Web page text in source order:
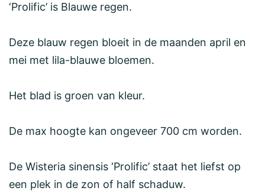
‘Prolific’ is Blauwe regen.
Deze blauw regen bloeit in de maanden april en
mei met lila-blauwe bloemen.
Het blad is groen van kleur.
De max hoogte kan ongeveer 700 cm worden.
De Wisteria sinensis ‘Prolific’ staat het liefst op
een plek in de zon of half schaduw.